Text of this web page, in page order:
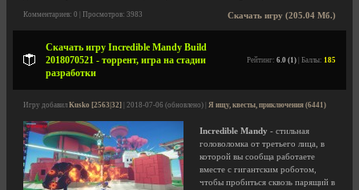
Скачать игру (205.04 Мб.)
Комментариев: 0 | Просмотров: 3983
Скачать игру Incredible Mandy Build
2018070521 - торрент, игра на стадии
разработки
Рейтинг: 6.0 (1) | Баллы: 185
Игру добавил Kusko [2563|32] | 2018-07-06 (обновлено) | Я ищу, квесты, приключения (6441)
Incredible Mandy - стильная
головоломка от третьего лица, в
которой вы сообща работаете
вместе с гигантским роботом,
чтобы пробиться сквозь парящий в